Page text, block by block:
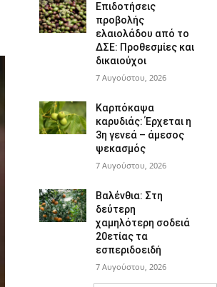
Επιδοτήσεις
προβολής
ελαιολάδου από το
ΔΣΕ: Προθεσμίες και
δικαιούχοι
7 Αυγούστου, 2026
Καρπόκαψα
καρυδιάς: Έρχεται η
3η γενεά – άμεσος
ψεκασμός
7 Αυγούστου, 2026
Βαλένθια: Στη
δεύτερη
χαμηλότερη σοδειά
20ετίας τα
εσπεριδοειδή
7 Αυγούστου, 2026